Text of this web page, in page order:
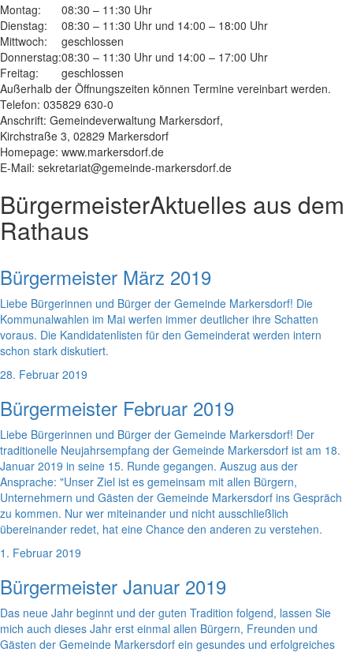
Montag:
08:30 – 11:30 Uhr
Dienstag:
08:30 – 11:30 Uhr und 14:00 – 18:00 Uhr
Mittwoch:
geschlossen
Donnerstag:08:30 – 11:30 Uhr und 14:00 – 17:00 Uhr
Freitag:
geschlossen
Außerhalb der Öffnungszeiten können Termine vereinbart werden.
Telefon: 035829 630-0
Anschrift: Gemeindeverwaltung Markersdorf,
Kirchstraße 3, 02829 Markersdorf
Homepage: www.markersdorf.de
E-Mail: sekretariat@gemeinde-markersdorf.de
BürgermeisterAktuelles aus dem
Rathaus
Bürgermeister März 2019
Liebe Bürgerinnen und Bürger der Gemeinde Markersdorf! Die
Kommunalwahlen im Mai werfen immer deutlicher ihre Schatten
voraus. Die Kandidatenlisten für den Gemeinderat werden intern
schon stark diskutiert.
28. Februar 2019
Bürgermeister Februar 2019
Liebe Bürgerinnen und Bürger der Gemeinde Markersdorf! Der
traditionelle Neujahrsempfang der Gemeinde Markersdorf ist am 18.
Januar 2019 in seine 15. Runde gegangen. Auszug aus der
Ansprache: "Unser Ziel ist es gemeinsam mit allen Bürgern,
Unternehmern und Gästen der Gemeinde Markersdorf ins Gespräch
zu kommen. Nur wer miteinander und nicht ausschließlich
übereinander redet, hat eine Chance den anderen zu verstehen.
1. Februar 2019
Bürgermeister Januar 2019
Das neue Jahr beginnt und der guten Tradition folgend, lassen Sie
mich auch dieses Jahr erst einmal allen Bürgern, Freunden und
Gästen der Gemeinde Markersdorf ein gesundes und erfolgreiches